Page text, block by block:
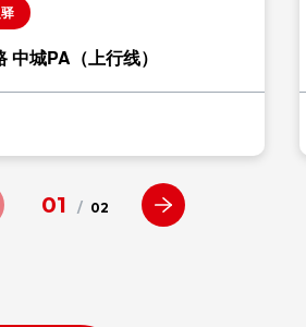
中城PA（上行线）
01 / 02